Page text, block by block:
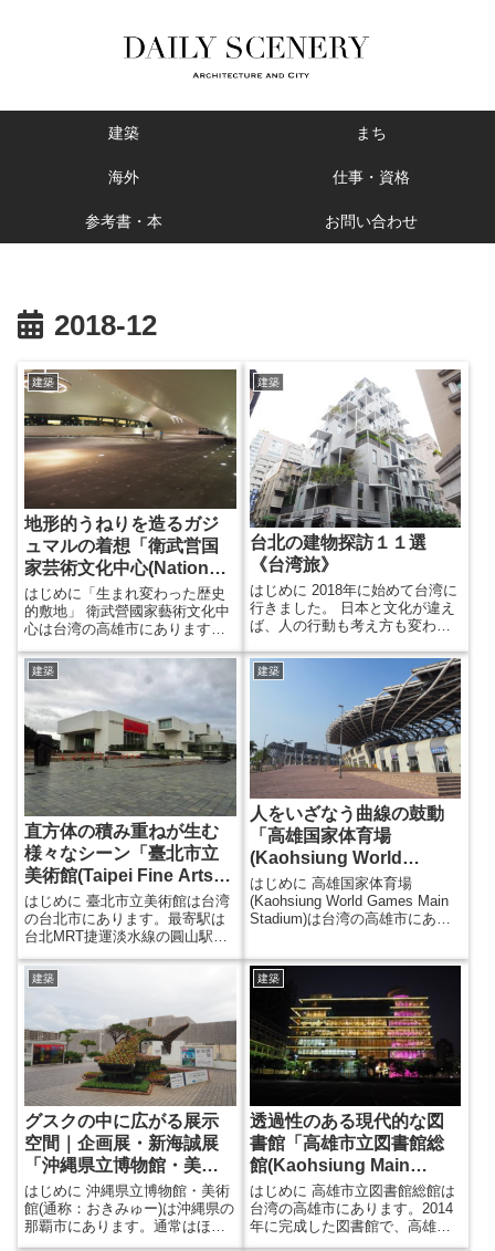
建築 まち
海外 仕事・資格
参考書・本 お問い合わせ
2018-12
建築
地形的うねりを造るガジ
ュマルの着想「衛武営国
家芸術文化中心(National
Kaohsiung Center for
the Arts-Weiwuying)」
はじめに「生まれ変わった歴史
的敷地」 衛武營國家藝術文化中
心は台湾の高雄市にあります。
で、オープンの２か月後に訪れ
ることとなりました。 設計はオ
ランダの建築事務所メカノー
(Mecanoo architect)です。最寄
りのMRT衛武營駅を降りるとす
ぐ近くにこの湾曲した地形的な
建物はあります。 衛武營都会公
園という大きな公園に面して建
つため、周囲は非常に開放的で
す。...
建築
台北の建物探訪１１選
《台湾旅》
はじめに 2018年に始めて台湾に
行きました。 日本と文化が違え
ば、人の行動も考え方も変わ
そして現れ方も違ってくるはず
です。そんな視点から街を、そ
して建物を観察してきました。
“台北”は台湾の中枢都市であり、
台中や高雄といった台湾の他の
都市よりも様々な密度が高いで
す。その台北にある建物を紹介
します。(個人的なお気に入りは
高雄なのですが...) ✔︎あわせて読
みたい ・台...
建築
直方体の積み重ねが生む
様々なシーン「臺北市立
美術館(Taipei Fine Arts
Museum)」
はじめに 臺北市立美術館は台湾
の台北市にあります。最寄駅は
台北MRT捷運淡水線の圓山駅で
潘さんです。今回は国立故宮博
物院に行った後にそのまま歩い
違ったアプローチを取りまし
た。その道中にはOMAが設計す
る臺北藝術中心の建設現場など
面白い場所が沢山ありました。
※台北にある建物は別記事にて
まとめています。 直方体の積み
重ね 台北の観光ガイドにも載...
建築
人をいざなう曲線の鼓動
「高雄国家体育場
(Kaohsiung World
Games Main Stadium)」
はじめに 高雄国家体育場
(Kaohsiung World Games Main
Stadium)は台湾の高雄市にあり
うことで有名です。 台湾の伊東
豊雄建築を巡る際に、ここは欠
かせません。 伊東さん自身も、
このスタジアムの設計が契機に
なってその後台湾での仕事が増
えていったと仰っています。 駅
からスタジアムまでの道 スタジ
建築
グスクの中に広がる展示
空間｜企画展・新海誠展
「沖縄県立博物館・美術
館(おきみゅー)」
はじめに 沖縄県立博物館・美術
館(通称：おきみゅー)は沖縄県の
那覇市にあります。通常はほぼ
建築
透過性のある現代的な図
書館「高雄市立図書館総
館(Kaohsiung Main
Public Library)」
はじめに 高雄市立図書館総館は
台湾の高雄市にあります。2014
年に完成した図書館で、高雄に